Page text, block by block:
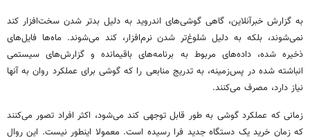
به گزارش خبرآنلاین، گاهی گوشی‌های اندروید به دلیل بدتر شدن سخت‌افزار کند
نمی‌شوند، بلکه به دلیل شلوغ‌تر شدن نرم‌افزار، کند می‌شوند. ماه‌ها فایل‌های
ذخیره شده، داده‌های مربوط به برنامه‌های باقیمانده و گزارش‌های سیستمی
انباشته شده در پس‌زمینه، به تدریج منابعی را که گوشی برای عملکرد روان به آنها
نیاز دارد، مصرف می‌کنند.
زمانی که عملکرد گوشی به طور قابل توجهی کند می‌شود، اکثر افراد تصور می‌کنند
که زمان خرید یک دستگاه جدید فرا رسیده است. معمولا اینطور نیست. این روال